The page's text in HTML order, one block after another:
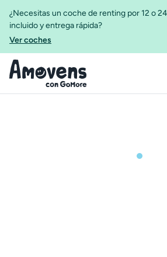
¿Necesitas un coche de renting por 12 o
incluido y entrega rápida?
Ver coches